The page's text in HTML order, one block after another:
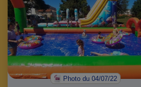
Photodu 04/07/22